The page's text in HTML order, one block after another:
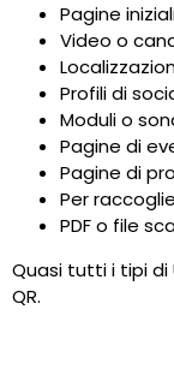
Pagine
Video o
Profili di
Moduli o
Pagine di
Pagine di
Per
PDF o file
Quasi tutti i tipi di
QR.